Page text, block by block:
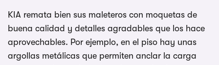
KIA remata bien sus maleteros con moquetas de
buena calidad y detalles agradables que los hace
aprovechables. Por ejemplo, en el piso hay unas
argollas metálicas que permiten anclar la carga